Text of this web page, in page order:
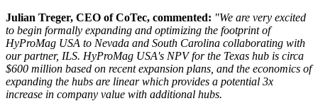
Julian Treger, CEO of CoTec, commented: "We are very excited
to begin formally expanding and optimizing the footprint of
HyProMag USA to Nevada and South Carolina collaborating with
our partner, ILS. HyProMag USA's NPV for the Texas hub is circa
$600 million based on recent expansion plans, and the economics of
expanding the hubs are linear which provides a potential 3x
increase in company value with additional hubs.